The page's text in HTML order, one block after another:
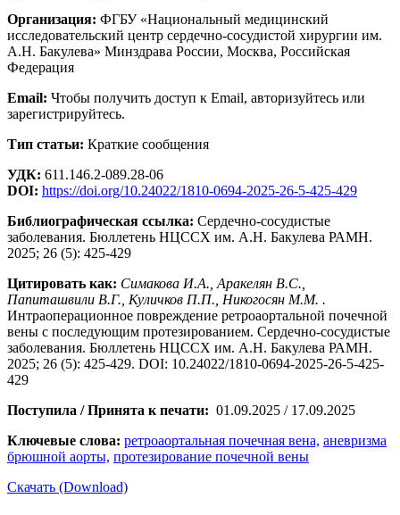
Организация: ФГБУ «Национальный медицинский
исследовательский центр сердечно-сосудистой хирургии им.
А.Н. Бакулева» Минздрава России, Москва, Российская
Федерация
Email: Чтобы получить доступ к Email, авторизуйтесь или
зарегистрируйтесь.
Тип статьи: Краткие сообщения
УДК: 611.146.2-089.28-06
DOI: https://doi.org/10.24022/1810-0694-2025-26-5-425-429
Библиографическая ссылка: Сердечно-сосудистые
заболевания. Бюллетень НЦССХ им. А.Н. Бакулева РАМН.
2025; 26 (5): 425-429
Цитировать как: Симакова И.А., Аракелян В.С.,
Папиташвили В.Г., Куличков П.П., Никогосян М.М. .
Интраоперационное повреждение ретроаортальной почечной
вены с последующим протезированием. Сердечно-сосудистые
заболевания. Бюллетень НЦССХ им. А.Н. Бакулева РАМН.
2025; 26 (5): 425-429. DOI: 10.24022/1810-0694-2025-26-5-425-
429
Поступила / Принята к печати: 01.09.2025 / 17.09.2025
Ключевые слова: ретроаортальная почечная вена, аневризма
брюшной аорты, протезирование почечной вены
Скачать (Download)